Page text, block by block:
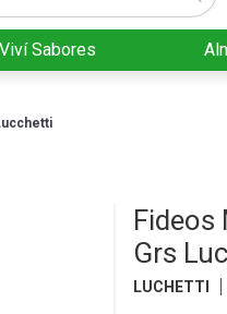
Viví Sabores
Fideos
Grs
LUCHETTI